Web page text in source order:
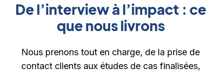
De l’interview à l’impact : ce
que nous livrons
Nous prenons tout en charge, de la prise de
contact clients aux études de cas finalisées,